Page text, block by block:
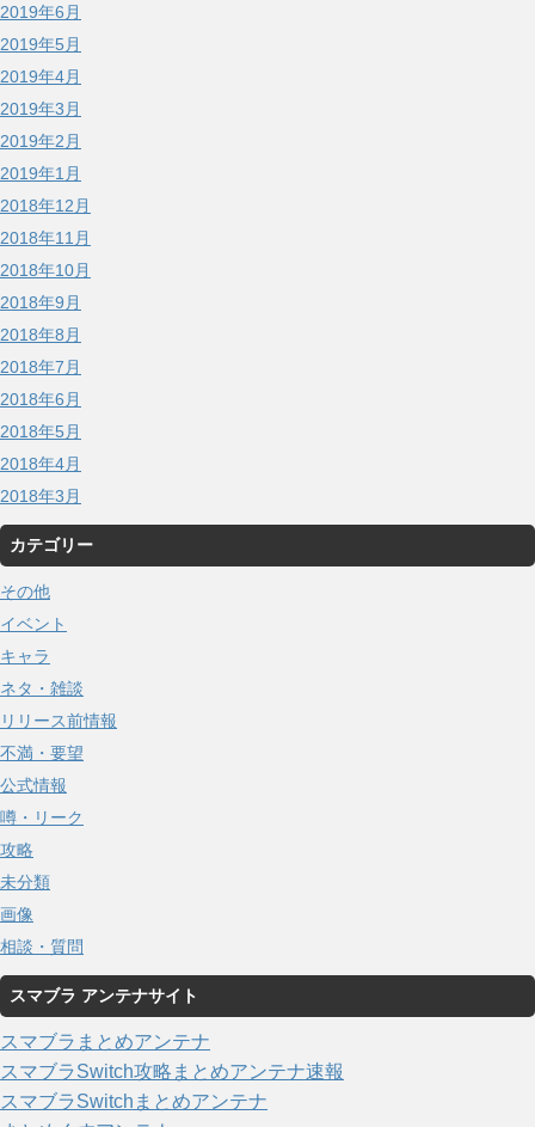
2019年6月
2019年5月
2019年4月
2019年3月
2019年2月
2019年1月
2018年12月
2018年11月
2018年10月
2018年9月
2018年8月
2018年7月
2018年6月
2018年5月
2018年4月
2018年3月
カテゴリー
その他
イベント
キャラ
ネタ・雑談
リリース前情報
不満・要望
公式情報
噂・リーク
攻略
未分類
画像
相談・質問
スマブラ アンテナサイト
スマブラまとめアンテナ
スマブラSwitch攻略まとめアンテナ速報
スマブラSwitchまとめアンテナ